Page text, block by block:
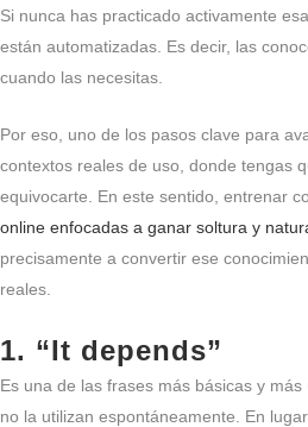
Si nunca has practicado activamente
están automatizadas. Es decir, las
cuando las necesitas.
Por eso, uno de los pasos clave para
contextos reales de uso, donde tengas
equivocarte. En este sentido, entrenar
online enfocadas a ganar soltura y
precisamente a convertir ese
reales.
1. “It depends”
Es una de las frases más básicas y
no la utilizan espontáneamente. En